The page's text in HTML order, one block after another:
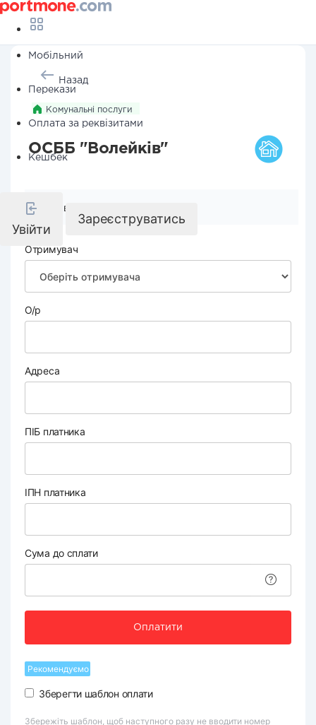
Мобільний
Перекази
Оплата за реквізитами
Кешбек
Увійти
Зареєструватись
Назад
Комунальні послуги
ОСББ "Волейків"
Реквізити компанії
Отримувач
О/р
Адреса
ПІБ платника
ІПН платника
Сума до сплати
Оплатити
Рекомендуємо
Зберегти шаблон оплати
Збережіть шаблон, щоб наступного разу не вводити номер